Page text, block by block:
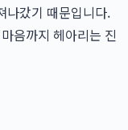
나갔기 때문입니다.
음까지 헤아리는 진